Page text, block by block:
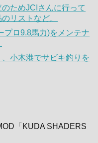
ためJCIさんに行って
リストなど。
プロ9.8馬力)をメンテナ
小木港でサビキ釣りを
「KUDA SHADERS